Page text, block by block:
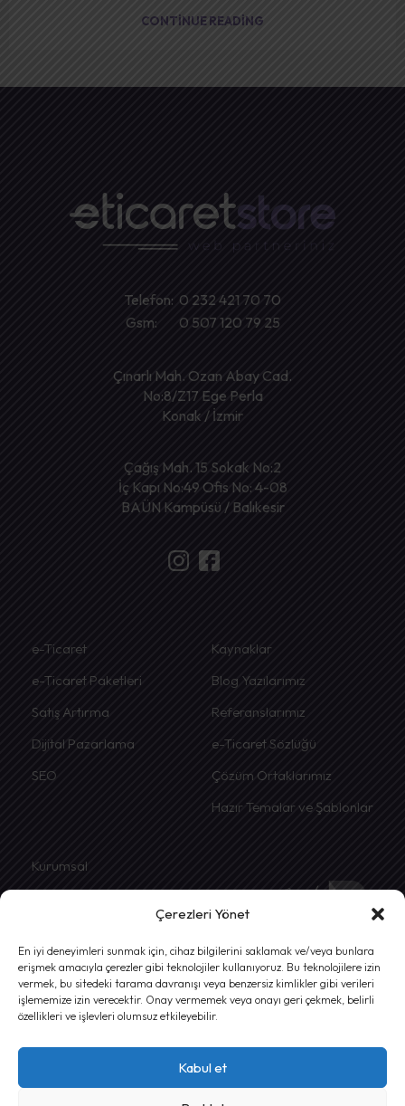
Çerezleri Yönet
En iyi deneyimleri sunmak için, cihaz bilgilerini saklamak ve/veya bunlara
erişmek amacıyla çerezler gibi teknolojiler kullanıyoruz. Bu teknolojilere izin
vermek, bu sitedeki tarama davranışı veya benzersiz kimlikler gibi verileri
işlememize izin verecektir. Onay vermemek veya onayı geri çekmek, belirli
özellikleri ve işlevleri olumsuz etkileyebilir.
Kabul et
CONTINUE READING
Telefon: 0 232 421 70 70
Gsm: 0 507 120 79 25
Çınarlı Mah. Ozan Abay Cad.
No:8/Z17 Ege Perla
Konak / İzmir
Çağış Mah. 15 Sokak No:2
İç Kapı No:49 Ofis No: 4-08
BAÜN Kampüsü / Balıkesir
e-Ticaret
e-Ticaret Paketleri
Satış Artırma
Dijital Pazarlama
SEO
Kaynaklar
Blog Yazılarımız
Referanslarımız
e-Ticaret Sözlüğü
Çözüm Ortaklarımız
Hazır Temalar ve Şablonlar
Kurumsal
Gizlilik ve Kullanım Şartları
İade Şartları
Mesafeli Satış Sözleşmesi